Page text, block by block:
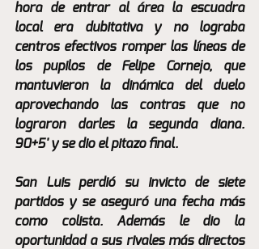
hora de entrar al área la escuadra
local era dubitativa y no lograba
centros efectivos romper las líneas de
los pupilos de Felipe Cornejo, que
mantuvieron la dinámica del duelo
aprovechando las contras que no
lograron darles la segunda diana.
90+5' y se dio el pitazo final.
San Luis perdió su invicto de siete
partidos y se aseguró una fecha más
como colista. Además le dio la
oportunidad a sus rivales más directos